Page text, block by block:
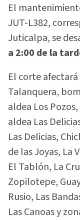
El
JUT-L382,
Juticalpa, se
a 2:00 de la
El corte
Talanquera,
aldea Los
aldea Las
Las Delicias,
de las Joyas, La
El Tablón, La
Zopilotepe,
Rusio, Las
Las Canoas y